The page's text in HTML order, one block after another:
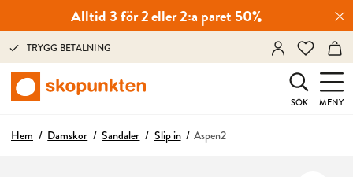
Alltid 3 för 2 eller 2:a paret 50%
TRYGG BETALNING
SÖK MENY
Hem Damskor Sandaler Slip in Aspen2